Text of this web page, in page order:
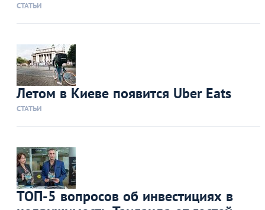
СТАТЬИ
Летом в Киеве появится Uber Eats
СТАТЬИ
ТОП-5 вопросов об инвестициях в